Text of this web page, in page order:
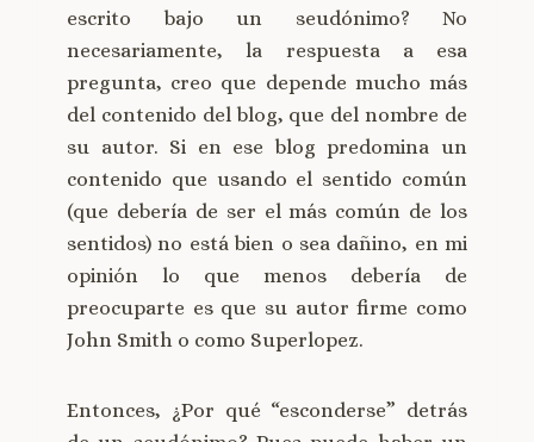
escrito bajo un seudónimo? No
necesariamente, la respuesta a esa
pregunta, creo que depende mucho más
del contenido del blog, que del nombre de
su autor. Si en ese blog predomina un
contenido que usando el sentido común
(que debería de ser el más común de los
sentidos) no está bien o sea dañino, en mi
opinión lo que menos debería de
preocuparte es que su autor firme como
John Smith o como Superlopez.
Entonces, ¿Por qué “esconderse” detrás